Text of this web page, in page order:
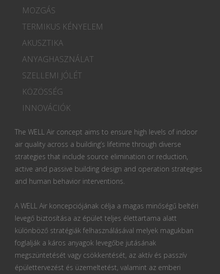
MOZGÁS
TERMIKUS KÉNYELEM
AKUSZTIKA
ANYAGHASZNÁLAT
SZELLEMI JÓLÉT
KÖZÖSSÉG
INNOVÁCIÓK
The WELL Air concept aims to ensure high levels of indoor
air quality across a building’s lifetime through diverse
strategies that include source elimination or reduction,
active and passive building design and operation strategies
and human behavior interventions.
A WELL Air koncepciójának célja a magas minőségű beltéri
levegő biztosítása az épület teljes élettartama alatt
különböző stratégiák felhasználásával melyek magukban
foglalják a káros anyagok levegőbe jutásának
megszüntetését vagy csökkentését, az aktív és passzív
épülettervezést és üzemeltetést, valamint az emberi